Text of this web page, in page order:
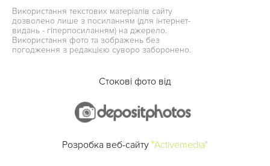
Використання текстових матеріалів сайту
дозволено лише з посиланням (для інтернет-
видань - гіперпосиланням) на джерело.
Використання фото та зображень без
погодження з редакцією суворо заборонено.
Стокові фото від
Розробка веб-сайту "Activemedia"